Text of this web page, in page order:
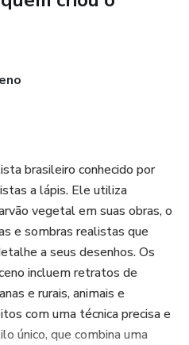
brasileiro conhecido por
a lápis. Ele utiliza
vegetal em suas obras, o
e sombras realistas que
a seus desenhos. Os
incluem retratos de
e rurais, animais e
com uma técnica precisa e
único, que combina uma